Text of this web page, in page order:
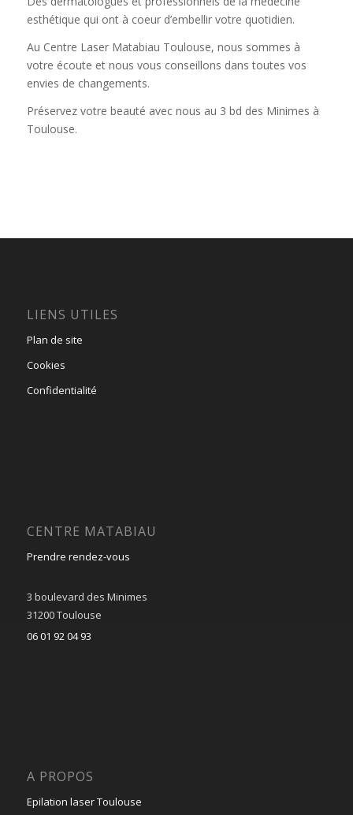
esthétique qui ont à coeur d’embellir votre quotidien.
Au Centre Laser Matabiau Toulouse, nous sommes à
votre écoute et nous vous conseillons dans toutes vos
envies de changements.
Préservez votre beauté avec nous au 3 bd des Minimes à
Toulouse.
LIENS UTILES
Plan de site
Cookies
Confidentialité
CENTRE MATABIAU
Prendre rendez-vous
3 boulevard des Minimes
31200 Toulouse
06 01 92 04 93
A PROPOS
Epilation laser Toulouse